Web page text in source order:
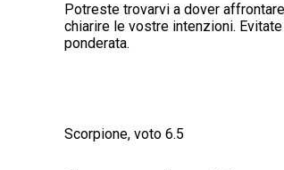
Potreste trovarvi a dover
chiarire le vostre intenzioni.
ponderata.
Scorpione, voto 6.5